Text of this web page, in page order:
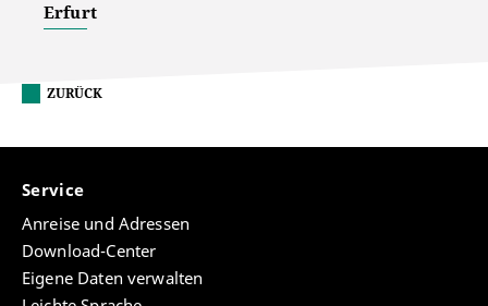
Erfurt
ZURÜCK
Service
Anreise und Adressen
Download-Center
Eigene Daten verwalten